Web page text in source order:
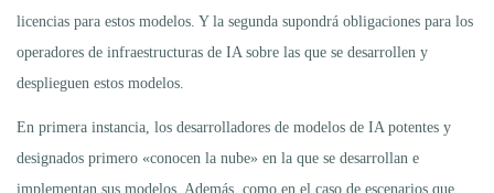
licencias para estos modelos. Y la segunda supondrá obligaciones para los
operadores de infraestructuras de IA sobre las que se desarrollen y
desplieguen estos modelos.
En primera instancia, los desarrolladores de modelos de IA potentes y
designados primero «conocen la nube» en la que se desarrollan e
implementan sus modelos. Además, como en el caso de escenarios que